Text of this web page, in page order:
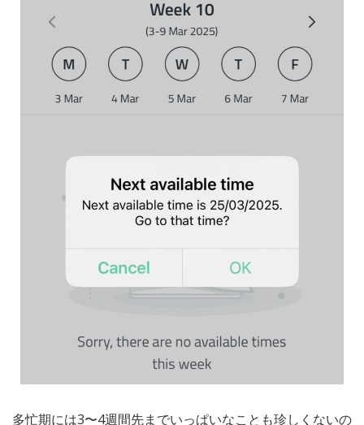
多忙期には3〜4週間先までいっぱいなことも珍しくないの